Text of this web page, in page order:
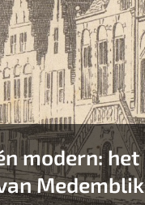
modern: het
Medemblik